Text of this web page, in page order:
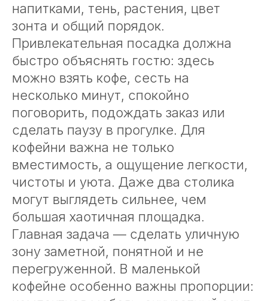
напитками, тень, растения, цвет
зонта и общий порядок.
Привлекательная посадка должна
быстро объяснять гостю: здесь
можно взять кофе, сесть на
несколько минут, спокойно
поговорить, подождать заказ или
сделать паузу в прогулке. Для
кофейни важна не только
вместимость, а ощущение легкости,
чистоты и уюта. Даже два столика
могут выглядеть сильнее, чем
большая хаотичная площадка.
Главная задача — сделать уличную
зону заметной, понятной и не
перегруженной. В маленькой
кофейне особенно важны пропорции: